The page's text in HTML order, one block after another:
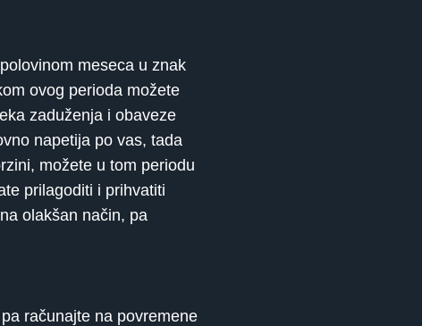
meseca u znak
ovog perioda možete
zaduženja i obaveze
napetija po vas, tada
možete u tom periodu
prilagoditi i prihvatiti
olakšan način, pa
računajte na povremene